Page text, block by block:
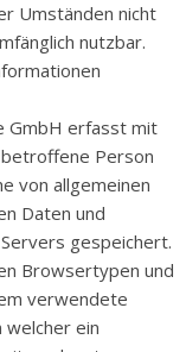
Umständen nicht
nutzbar.
GmbH erfasst mit
Person
von allgemeinen
Daten und
gespeichert.
Browsertypen und
verwendete
ein